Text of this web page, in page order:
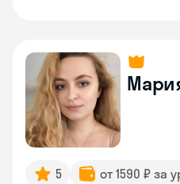
5 от 1590 ₽ за